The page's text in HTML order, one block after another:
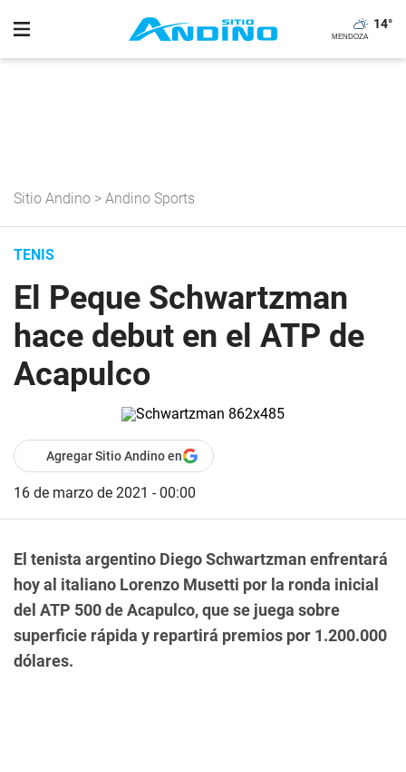
14°
Sitio Andino > Andino Sports
TENIS
El Peque Schwartzman
hace debut en el ATP de
Acapulco
Agregar Sitio Andino en
16 de marzo de 2021 - 00:00
El tenista argentino Diego Schwartzman enfrentará
hoy al italiano Lorenzo Musetti por la ronda inicial
del ATP 500 de Acapulco, que se juega sobre
superficie rápida y repartirá premios por 1.200.000
dólares.